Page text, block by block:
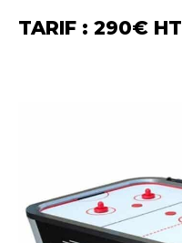
TARIF : 290€ HT